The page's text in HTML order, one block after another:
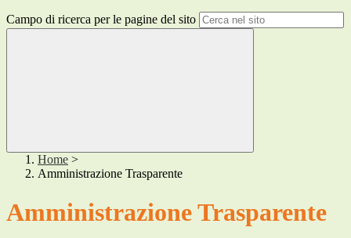
Campo di ricerca per le pagine del sito
Home >
Amministrazione Trasparente
Amministrazione Trasparente